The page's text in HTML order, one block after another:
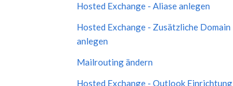
Hosted Exchange - Aliase anlegen
Hosted Exchange - Zusätzliche Domain
anlegen
Mailrouting ändern
Hosted Exchange - Outlook Einrichtung